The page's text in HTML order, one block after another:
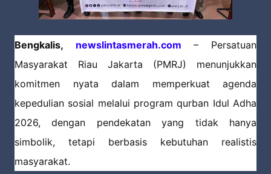
Bengkalis, newslintasmerah.com – Persatuan
Masyarakat Riau Jakarta (PMRJ) menunjukkan
komitmen nyata dalam memperkuat agenda
kepedulian sosial melalui program qurban Idul Adha
2026, dengan pendekatan yang tidak hanya
simbolik, tetapi berbasis kebutuhan realistis
masyarakat.